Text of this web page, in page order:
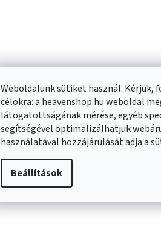
Weboldalunk sütiket használ. Kérjük,
célokra: a heavenshop.hu weboldal
látogatottságának mérése, egyéb
segítségével optimalizálhatjuk
használatával hozzájárulását adja a
Beállítások